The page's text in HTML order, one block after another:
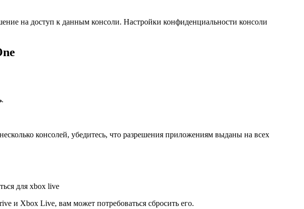
на доступ к данным консоли. Настройки конфиденциальности консоли
.
консолей, убедитесь, что разрешения приложениям выданы на всех
для xbox live
и Xbox Live, вам может потребоваться сбросить его.